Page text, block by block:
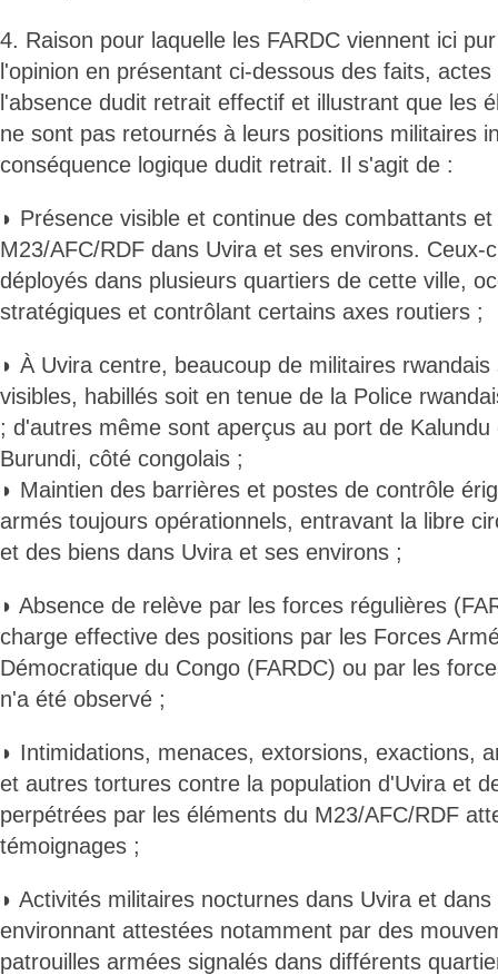
4. Raison pour laquelle les FARDC viennent ici
l'opinion en présentant ci-dessous des faits,
l'absence dudit retrait effectif et illustrant que les
ne sont pas retournés à leurs positions militaires
conséquence logique dudit retrait. Il s'agit de :
◗ Présence visible et continue des combattants
M23/AFC/RDF dans Uvira et ses environs. Ceux-
déployés dans plusieurs quartiers de cette ville,
stratégiques et contrôlant certains axes routiers ;
◗ À Uvira centre, beaucoup de militaires
visibles, habillés soit en tenue de la Police
; d'autres même sont aperçus au port de
Burundi, côté congolais ;
◗ Maintien des barrières et postes de contrôle
armés toujours opérationnels, entravant la libre
et des biens dans Uvira et ses environs ;
◗ Absence de relève par les forces régulières
charge effective des positions par les Forces
Démocratique du Congo (FARDC) ou par les
n'a été observé ;
◗ Intimidations, menaces, extorsions, exactions,
et autres tortures contre la population d'Uvira et
perpétrées par les éléments du M23/AFC/RDF
témoignages ;
◗ Activités militaires nocturnes dans Uvira et
environnant attestées notamment par des
patrouilles armées signalés dans différents